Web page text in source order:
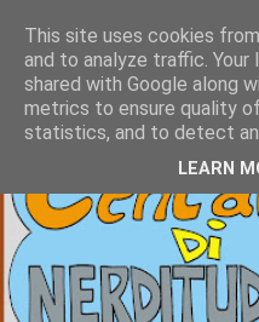
This site uses cookies
and to analyze traffic. Your
shared with Google along
metrics to ensure quality
statistics, and to detect
LEARN